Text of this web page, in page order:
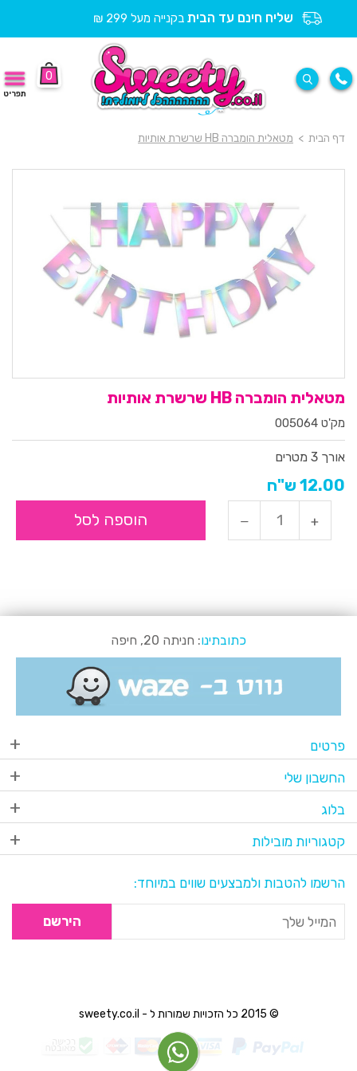
שליח חינם עד הבית בקנייה מעל 299 ₪
0
תפריט
דף הבית > מטאלית הומברה HB שרשרת אותיות
מטאלית הומברה HB שרשרת אותיות
מק'ט 005064
אורך 3 מטרים
12.00 ש"ח
הוספה לסל
כתובתינו: חניתה 20, חיפה
פרטים
החשבון שלי
בלוג
קטגוריות מובילות
הרשמו להטבות ולמבצעים שווים במיוחד:
הירשם
© 2015 כל הזכויות שמורות ל - sweety.co.il